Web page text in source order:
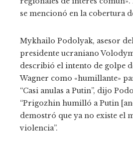
se mencionó en la cobertura
Mykhailo Podolyak, asesor
presidente ucraniano
describió el intento de golpe
Wagner como «humillante»
“Casi anulas a Putin”, dijo
“Prigozhin humilló a Putin
demostró que ya no existe el
violencia”.